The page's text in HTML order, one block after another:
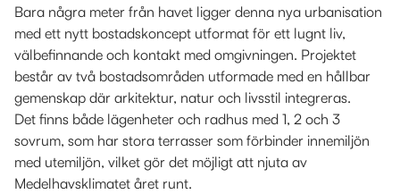
Bara några meter från havet ligger denna nya urbanisation
med ett nytt bostadskoncept utformat för ett lugnt liv,
välbefinnande och kontakt med omgivningen. Projektet
består av två bostadsområden utformade med en hållbar
gemenskap där arkitektur, natur och livsstil integreras.
Det finns både lägenheter och radhus med 1, 2 och 3
sovrum, som har stora terrasser som förbinder innemiljön
med utemiljön, vilket gör det möjligt att njuta av
Medelhavsklimatet året runt.